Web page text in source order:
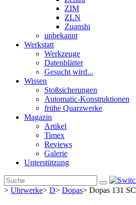
ZIM
ZLN
Zuanshi
unbekannt
Werkstatt
Werkzeuge
Datenblätter
Gesucht wird...
Wissen
Stoßsicherungen
Automatic-Konstruktionen
frühe Quarzwerke
Magazin
Artikel
Timex
Reviews
Galerie
Unterstützung
> Uhrwerke> D> Dopas> Dopas 131 SC